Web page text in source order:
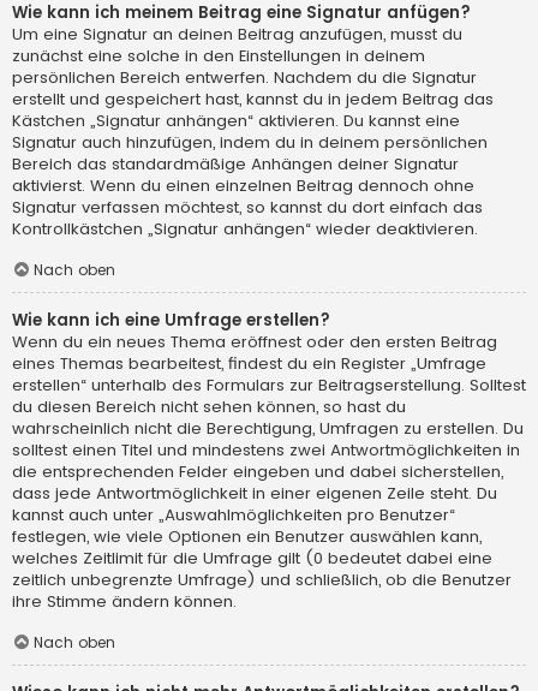
Wie kann ich meinem Beitrag eine Signatur anfügen?
Um eine Signatur an deinen Beitrag anzufügen, musst du
zunächst eine solche in den Einstellungen in deinem
persönlichen Bereich entwerfen. Nachdem du die Signatur
erstellt und gespeichert hast, kannst du in jedem Beitrag das
Kästchen „Signatur anhängen“ aktivieren. Du kannst eine
Signatur auch hinzufügen, indem du in deinem persönlichen
Bereich das standardmäßige Anhängen deiner Signatur
aktivierst. Wenn du einen einzelnen Beitrag dennoch ohne
Signatur verfassen möchtest, so kannst du dort einfach das
Kontrollkästchen „Signatur anhängen“ wieder deaktivieren.
Nach oben
Wie kann ich eine Umfrage erstellen?
Wenn du ein neues Thema eröffnest oder den ersten Beitrag
eines Themas bearbeitest, findest du ein Register „Umfrage
erstellen“ unterhalb des Formulars zur Beitragserstellung. Solltest
du diesen Bereich nicht sehen können, so hast du
wahrscheinlich nicht die Berechtigung, Umfragen zu erstellen. Du
solltest einen Titel und mindestens zwei Antwortmöglichkeiten in
die entsprechenden Felder eingeben und dabei sicherstellen,
dass jede Antwortmöglichkeit in einer eigenen Zeile steht. Du
kannst auch unter „Auswahlmöglichkeiten pro Benutzer“
festlegen, wie viele Optionen ein Benutzer auswählen kann,
welches Zeitlimit für die Umfrage gilt (0 bedeutet dabei eine
zeitlich unbegrenzte Umfrage) und schließlich, ob die Benutzer
ihre Stimme ändern können.
Nach oben